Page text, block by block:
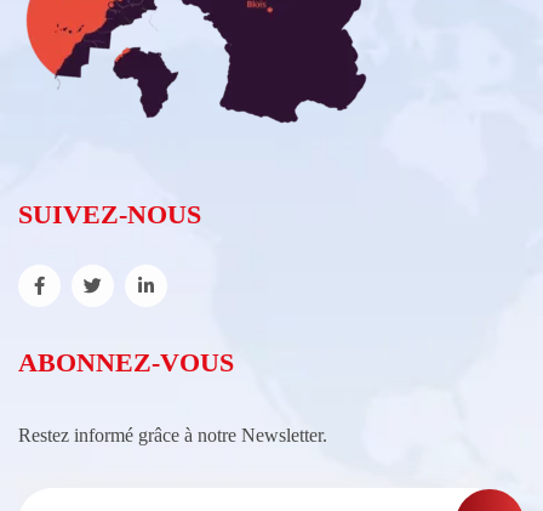
SUIVEZ-NOUS
ABONNEZ-VOUS
Restez informé grâce à notre Newsletter.